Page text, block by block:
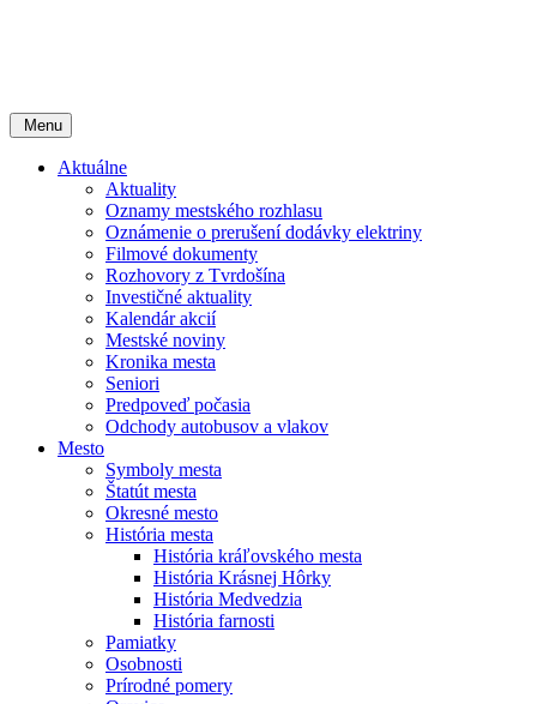
Menu
Aktuálne
Aktuality
Oznamy mestského rozhlasu
Oznámenie o prerušení dodávky elektriny
Filmové dokumenty
Rozhovory z Tvrdošína
Investičné aktuality
Kalendár akcií
Mestské noviny
Kronika mesta
Seniori
Predpoveď počasia
Odchody autobusov a vlakov
Mesto
Symboly mesta
Štatút mesta
Okresné mesto
História mesta
História kráľovského mesta
História Krásnej Hôrky
História Medvedzia
História farnosti
Pamiatky
Osobnosti
Prírodné pomery